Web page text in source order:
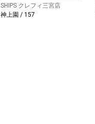
SHIPS クレフィ三宮店
神上園 / 157